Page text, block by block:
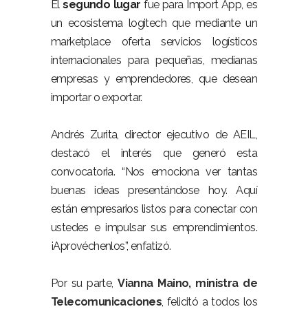
Elsegundo lugar fue para Import App, es
un ecosistema logitech que mediante un
marketplace oferta servicios logísticos
internacionales para pequeñas, medianas
empresas y emprendedores, que desean
importar o exportar.
Andrés Zurita, director ejecutivo de AEIL,
destacó el interés que generó esta
convocatoria. “Nos emociona ver tantas
buenas ideas presentándose hoy. Aquí
están empresarios listos para conectar con
ustedes e impulsar sus emprendimientos.
¡Aprovéchenlos”, enfatizó.
Por su parte,Vianna Maino, ministra de
Telecomunicaciones, felicitó a todos los